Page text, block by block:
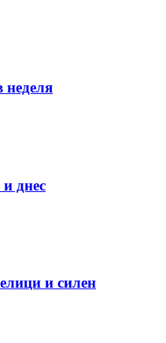
неделя
днес
и силен